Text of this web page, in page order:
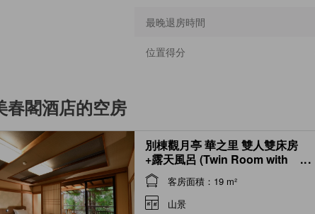
最晚退房時間
位置得分
春閣酒店的空房
別棟觀月亭 華之里 雙人雙床房
+露天風呂 (Twin Room with
Open-air Bath (Hana-no-Sato
Type, Hanare Kangetsutei) )
...
客房面積：19 m²
山景